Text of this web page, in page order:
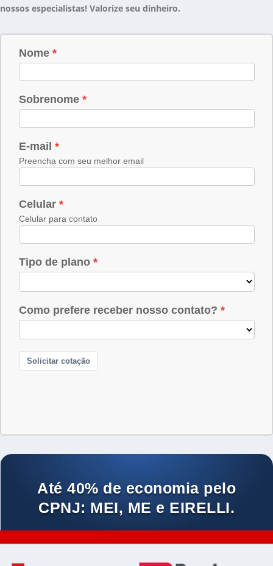
nossos especialistas! Valorize seu dinheiro.
Até 40% de economia pelo
CPNJ: MEI, ME e EIRELLI.